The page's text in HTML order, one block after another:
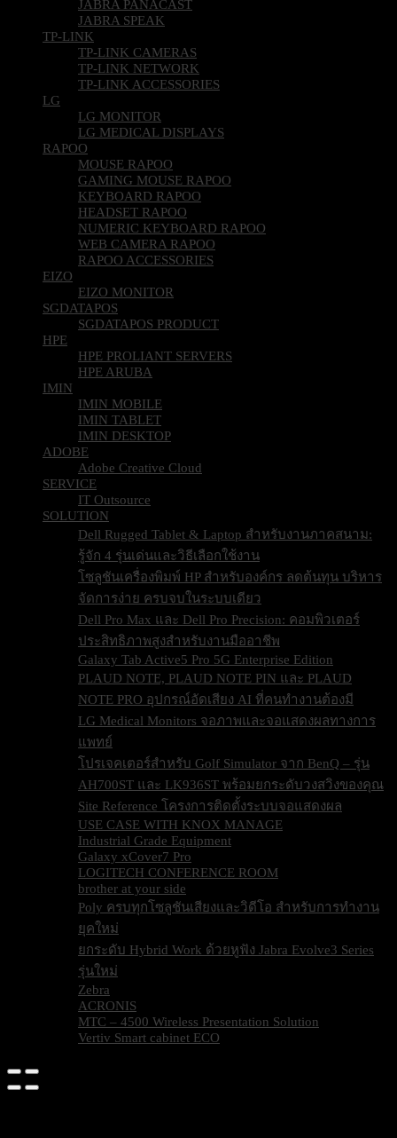
JABRA PANACAST
JABRA SPEAK
TP-LINK
TP-LINK CAMERAS
TP-LINK NETWORK
TP-LINK ACCESSORIES
LG
LG MONITOR
LG MEDICAL DISPLAYS
RAPOO
MOUSE RAPOO
GAMING MOUSE RAPOO
KEYBOARD RAPOO
HEADSET RAPOO
NUMERIC KEYBOARD RAPOO
WEB CAMERA RAPOO
RAPOO ACCESSORIES
EIZO
EIZO MONITOR
SGDATAPOS
SGDATAPOS PRODUCT
HPE
HPE PROLIANT SERVERS
HPE ARUBA
IMIN
IMIN MOBILE
IMIN TABLET
IMIN DESKTOP
ADOBE
Adobe Creative Cloud
SERVICE
IT Outsource
SOLUTION
Dell Rugged Tablet & Laptop สำหรับงานภาคสนาม:
รู้จัก 4 รุ่นเด่นและวิธีเลือกใช้งาน
โซลูชันเครื่องพิมพ์ HP สำหรับองค์กร ลดต้นทุน บริหาร
จัดการง่าย ครบจบในระบบเดียว
Dell Pro Max และ Dell Pro Precision: คอมพิวเตอร์
ประสิทธิภาพสูงสำหรับงานมืออาชีพ
Galaxy Tab Active5 Pro 5G Enterprise Edition
PLAUD NOTE, PLAUD NOTE PIN และ PLAUD
NOTE PRO อุปกรณ์อัดเสียง AI ที่คนทำงานต้องมี
LG Medical Monitors จอภาพและจอแสดงผลทางการ
แพทย์
โปรเจคเตอร์สำหรับ Golf Simulator จาก BenQ – รุ่น
AH700ST และ LK936ST พร้อมยกระดับวงสวิงของคุณ
Site Reference โครงการติดตั้งระบบจอแสดงผล
USE CASE WITH KNOX MANAGE
Industrial Grade Equipment
Galaxy xCover7 Pro
LOGITECH CONFERENCE ROOM
brother at your side
Poly ครบทุกโซลูชันเสียงและวิดีโอ สำหรับการทำงาน
ยุคใหม่
ยกระดับ Hybrid Work ด้วยหูฟัง Jabra Evolve3 Series
รุ่นใหม่
Zebra
ACRONIS
MTC – 4500 Wireless Presentation Solution
Vertiv Smart cabinet ECO